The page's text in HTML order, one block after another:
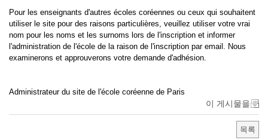
Pour les enseignants d'autres écoles coréennes ou ceux qui souhaitent
utiliser le site pour des raisons particulières, veuillez utiliser votre vrai
nom pour les noms et les surnoms lors de l'inscription et informer
l'administration de l'école de la raison de l'inscription par email. Nous
examinerons et approuverons votre demande d'adhésion.
Administrateur du site de l'école coréenne de Paris
이 게시물을
목록